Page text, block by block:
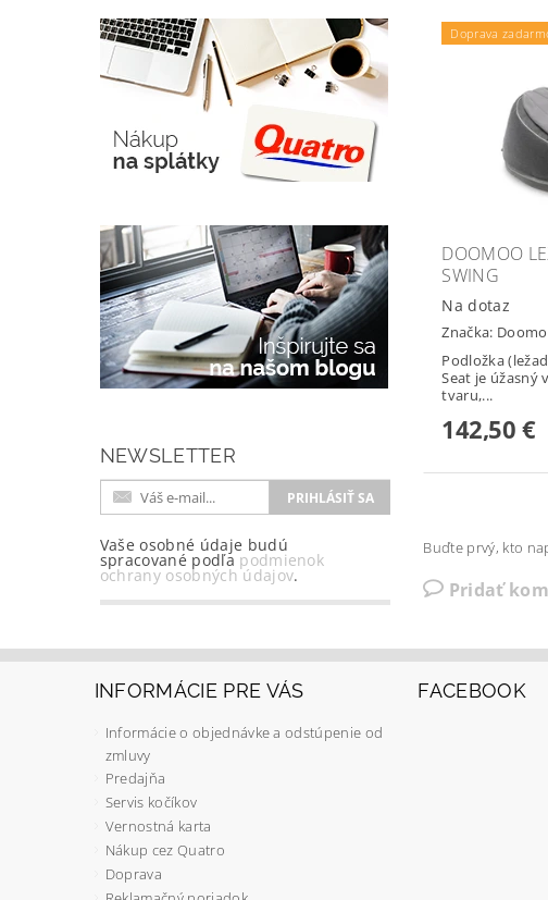
NEWSLETTER
Vaše osobné údaje budú
spracované podľa podmienok
ochrany osobných údajov.
Doprava
DOOMOO
SWING
Na dotaz
Značka:
Podložka
Seat je úžasný
tvaru,...
142,50 €
Buďte prvý, kto
Pridať
INFORMÁCIE PRE VÁS
Informácie o objednávke a odstúpenie od
zmluvy
Predajňa
Servis kočíkov
Vernostná karta
Nákup cez Quatro
Doprava
FACEBOOK